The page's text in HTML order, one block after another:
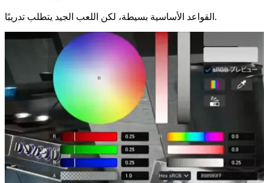
القواعد الأساسية بسيطة، لكن اللعب الجيد يتطلب تدريبًا.